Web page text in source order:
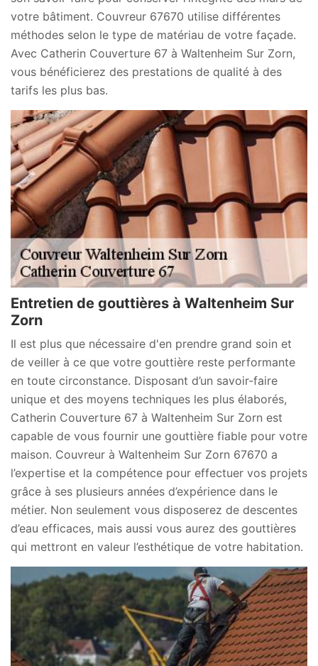
votre bâtiment. Couvreur 67670 utilise différentes
méthodes selon le type de matériau de votre façade.
Avec Catherin Couverture 67 à Waltenheim Sur Zorn,
vous bénéficierez des prestations de qualité à des
tarifs les plus bas.
Entretien de gouttières à Waltenheim Sur
Zorn
Il est plus que nécessaire d'en prendre grand soin et
de veiller à ce que votre gouttière reste performante
en toute circonstance. Disposant d’un savoir-faire
unique et des moyens techniques les plus élaborés,
Catherin Couverture 67 à Waltenheim Sur Zorn est
capable de vous fournir une gouttière fiable pour votre
maison. Couvreur à Waltenheim Sur Zorn 67670 a
l’expertise et la compétence pour effectuer vos projets
grâce à ses plusieurs années d’expérience dans le
métier. Non seulement vous disposerez de descentes
d’eau efficaces, mais aussi vous aurez des gouttières
qui mettront en valeur l’esthétique de votre habitation.